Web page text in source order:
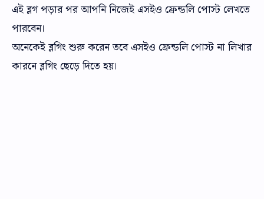
এই ব্লগ পড়ার পর আপনি নিজেই এসইও ফ্রেন্ডলি পোস্ট লেখতে
পারবেন।
অনেকেই ব্লগিং শুরু করেন তবে এসইও ফ্রেন্ডলি পোস্ট না লিখার
কারনে ব্লগিং ছেড়ে দিতে হয়।